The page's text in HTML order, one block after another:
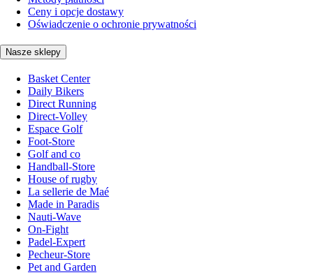
Ceny i opcje dostawy
Oświadczenie o ochronie prywatności
Nasze sklepy
Basket Center
Daily Bikers
Direct Running
Direct-Volley
Espace Golf
Foot-Store
Golf and co
Handball-Store
House of rugby
La sellerie de Maé
Made in Paradis
Nauti-Wave
On-Fight
Padel-Expert
Pecheur-Store
Pet and Garden